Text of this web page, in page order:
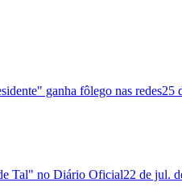
ganha fôlego nas redes25
Tal" no Diário Oficial22 de jul.